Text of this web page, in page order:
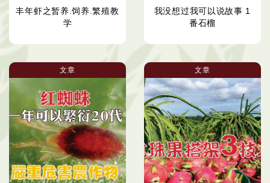
丰年虾之暂养.饲养.繁殖教
学
我没想过我可以说故事 1
番石榴
文章 文章